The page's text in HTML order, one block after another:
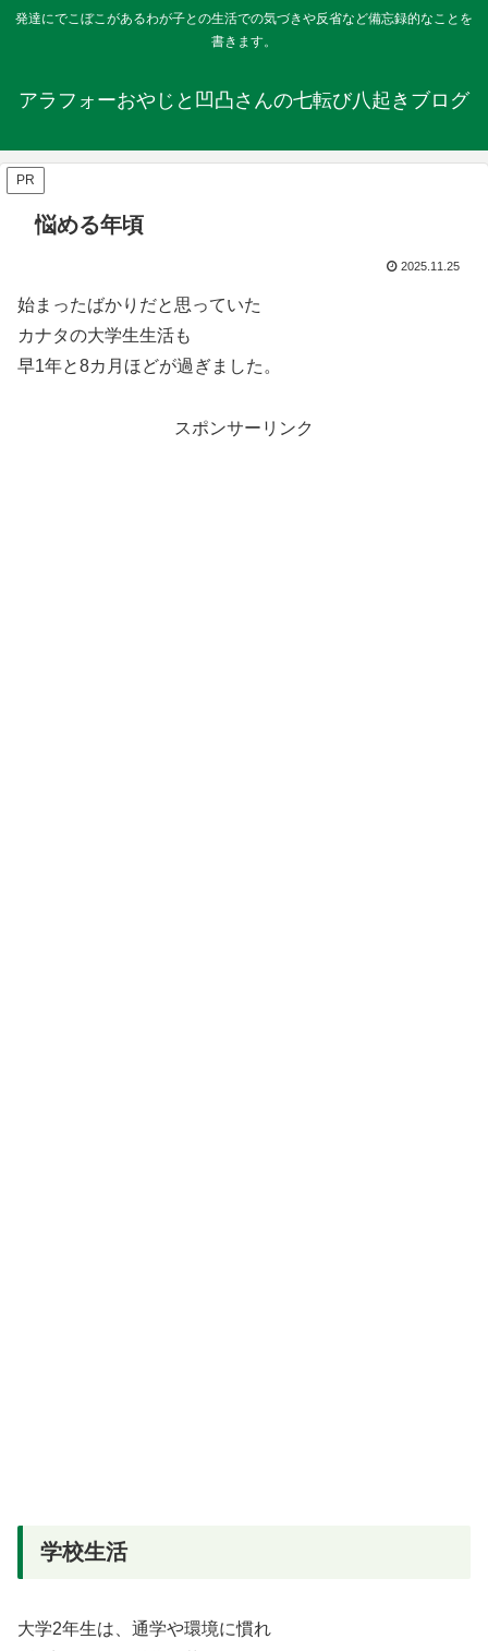
発達にでこぼこがあるわが子との生活での気づきや反省など備忘録的なことを
書きます。
アラフォーおやじと凹凸さんの七転び八起きブログ
PR
悩める年頃
2025.11.25
始まったばかりだと思っていた
カナタの大学生生活も
早1年と8カ月ほどが過ぎました。
スポンサーリンク
学校生活
大学2年生は、通学や環境に慣れ